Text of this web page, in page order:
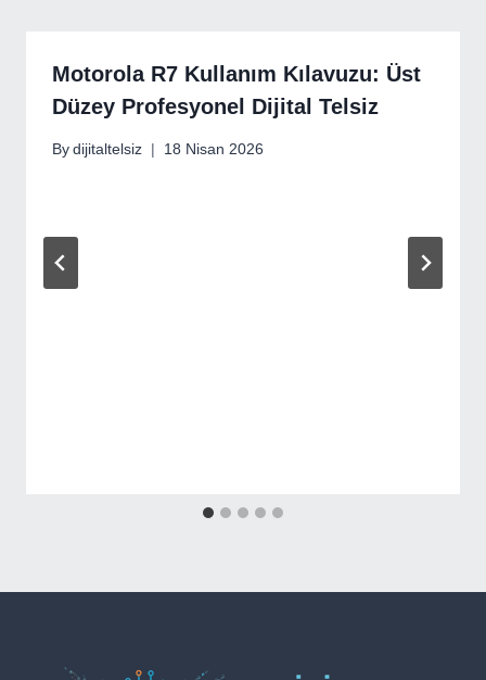
Motorola R7 Kullanım Kılavuzu: Üst
Düzey Profesyonel Dijital Telsiz
By dijitaltelsiz 18 Nisan 2026